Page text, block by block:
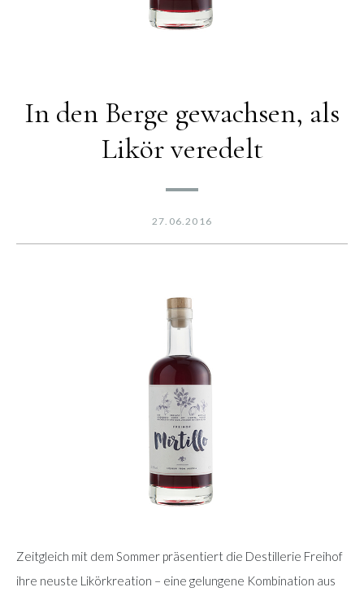
In den Berge gewachsen, als
Likör veredelt
27.06.2016
Zeitgleich mit dem Sommer präsentiert die Destillerie Freihof
ihre neuste Likörkreation – eine gelungene Kombination aus